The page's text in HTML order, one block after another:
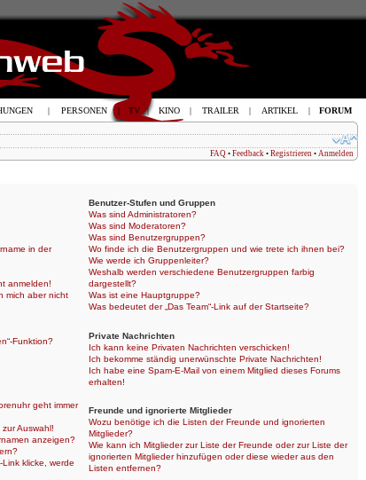
FAQ • Feedback • Registrieren • Anmelden
in der
anmelden!
mich aber nicht
Funktion?
geht immer
Auswahl!
anzeigen?
klicke, werde
Benutzer-Stufen und Gruppen
Was sind Administratoren?
Was sind Moderatoren?
Was sind Benutzergruppen?
Wo finde ich die Benutzergruppen und wie trete ich ihnen bei?
Wie werde ich Gruppenleiter?
Weshalb werden verschiedene Benutzergruppen farbig
dargestellt?
Was ist eine Hauptgruppe?
Was bedeutet der „Das Team“-Link auf der Startseite?
Private Nachrichten
Ich kann keine Privaten Nachrichten verschicken!
Ich bekomme ständig unerwünschte Private Nachrichten!
Ich habe eine Spam-E-Mail von einem Mitglied dieses Forums
erhalten!
Freunde und ignorierte Mitglieder
Wozu benötige ich die Listen der Freunde und ignorierten
Mitglieder?
Wie kann ich Mitglieder zur Liste der Freunde oder zur Liste der
ignorierten Mitglieder hinzufügen oder diese wieder aus den
Listen entfernen?
| PERSONEN | TV | KINO | TRAILER | ARTIKEL | FORUM